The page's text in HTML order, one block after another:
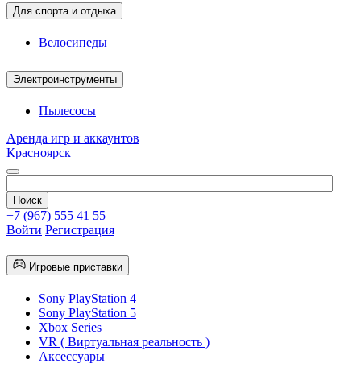
Для спорта и отдыха
Велосипеды
Электроинструменты
Пылесосы
Аренда игр и аккаунтов
Красноярск
+7 (967) 555 41 55
Войти Регистрация
Игровые приставки
Sony PlayStation 4
Sony PlayStation 5
Xbox Series
VR ( Виртуальная реальность )
Аксессуары